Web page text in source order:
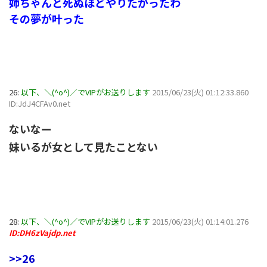
その夢が叶った
26: 以下、＼(^o^)／でVIPがお送りします 2015/06/23(火) 01:12:33.860
ID:JdJ4CFAv0.net
ないなー
妹いるが女として見たことない
28: 以下、＼(^o^)／でVIPがお送りします 2015/06/23(火) 01:14:01.276
ID:DH6zVajdp.net
>>26